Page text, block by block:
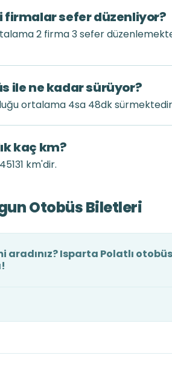
firmalar sefer düzenliyor?
2 firma 3 sefer
ile ne kadar sürüyor?
ortalama 4sa 48dk
kaç km?
km'dir.
Otobüs Biletleri
Isparta Polatlı